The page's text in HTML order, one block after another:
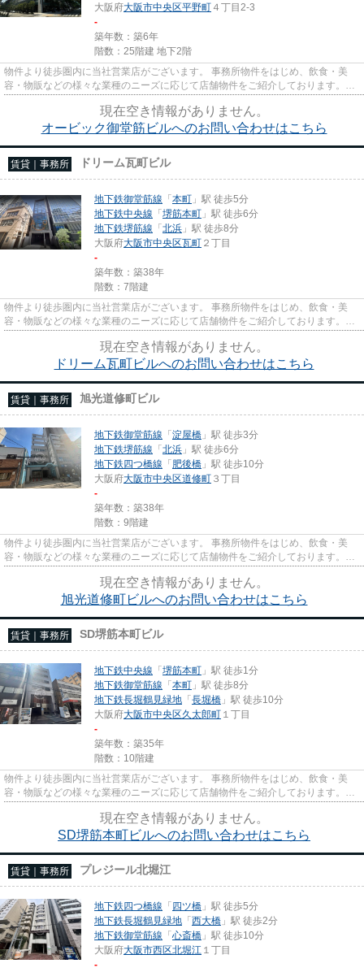
大阪府大阪市中央区平野町 ４丁目2-3
-
築年数：築6年
階数：25階建 地下2階
物件より徒歩圏内に当社営業店がございます。 事務所物件をはじめ、飲食・美
容・物販などの様々な業種のニーズに応じて店舗物件をご紹介しております。
尚、弊社ではおとり広告は一切...
現在空き情報がありません。
オービック御堂筋ビルへのお問い合わせはこちら
賃貸｜事務所 ドリーム瓦町ビル
地下鉄御堂筋線 「本町 」駅 徒歩5分
地下鉄中央線 「堺筋本町 」駅 徒歩6分
地下鉄堺筋線 「北浜 」駅 徒歩8分
大阪府大阪市中央区瓦町 ２丁目
-
築年数：築38年
階数：7階建
物件より徒歩圏内に当社営業店がございます。 事務所物件をはじめ、飲食・美
容・物販などの様々な業種のニーズに応じて店舗物件をご紹介しております。
尚、弊社ではおとり広告は一切...
現在空き情報がありません。
ドリーム瓦町ビルへのお問い合わせはこちら
賃貸｜事務所 旭光道修町ビル
地下鉄御堂筋線 「淀屋橋 」駅 徒歩3分
地下鉄堺筋線 「北浜 」駅 徒歩6分
地下鉄四つ橋線 「肥後橋 」駅 徒歩10分
大阪府大阪市中央区道修町 ３丁目
-
築年数：築38年
階数：9階建
物件より徒歩圏内に当社営業店がございます。 事務所物件をはじめ、飲食・美
容・物販などの様々な業種のニーズに応じて店舗物件をご紹介しております。
尚、弊社ではおとり広告は一切...
現在空き情報がありません。
旭光道修町ビルへのお問い合わせはこちら
賃貸｜事務所 SD堺筋本町ビル
地下鉄中央線 「堺筋本町 」駅 徒歩1分
地下鉄御堂筋線 「本町 」駅 徒歩8分
地下鉄長堀鶴見緑地 「長堀橋 」駅 徒歩10分
大阪府大阪市中央区久太郎町 １丁目
-
築年数：築35年
階数：10階建
物件より徒歩圏内に当社営業店がございます。 事務所物件をはじめ、飲食・美
容・物販などの様々な業種のニーズに応じて店舗物件をご紹介しております。
尚、弊社ではおとり広告は一切...
現在空き情報がありません。
SD堺筋本町ビルへのお問い合わせはこちら
賃貸｜事務所 プレジール北堀江
地下鉄四つ橋線 「四ツ橋 」駅 徒歩5分
地下鉄長堀鶴見緑地 「西大橋 」駅 徒歩2分
地下鉄御堂筋線 「心斎橋 」駅 徒歩10分
大阪府大阪市西区北堀江 １丁目
-